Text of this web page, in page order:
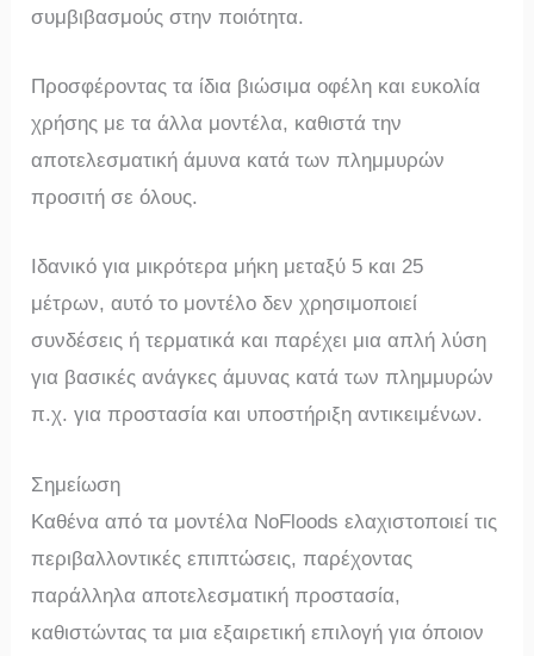
συμβιβασμούς στην ποιότητα.
Προσφέροντας τα ίδια βιώσιμα οφέλη και ευκολία
χρήσης με τα άλλα μοντέλα, καθιστά την
αποτελεσματική άμυνα κατά των πλημμυρών
προσιτή σε όλους.
Ιδανικό για μικρότερα μήκη μεταξύ 5 και 25
μέτρων, αυτό το μοντέλο δεν χρησιμοποιεί
συνδέσεις ή τερματικά και παρέχει μια απλή λύση
για βασικές ανάγκες άμυνας κατά των πλημμυρών
π.χ. για προστασία και υποστήριξη αντικειμένων.
Σημείωση
Καθένα από τα μοντέλα NoFloods ελαχιστοποιεί τις
περιβαλλοντικές επιπτώσεις, παρέχοντας
παράλληλα αποτελεσματική προστασία,
καθιστώντας τα μια εξαιρετική επιλογή για όποιον